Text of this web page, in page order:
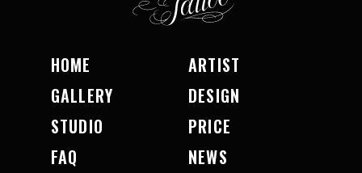
HOME
ARTIST
GALLERY
DESIGN
STUDIO
PRICE
FAQ
NEWS